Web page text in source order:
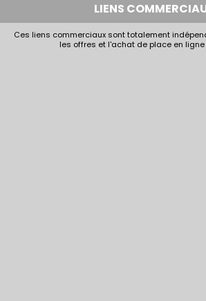
LIENS
Ces liens commerciaux sont totalement
les offres et l'achat de place en